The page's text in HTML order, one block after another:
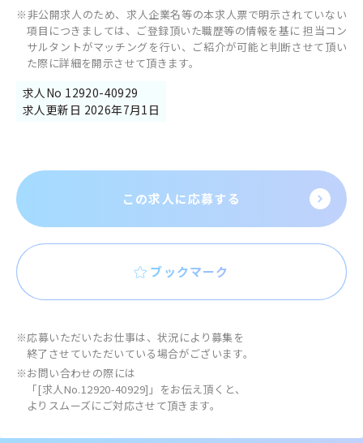
※非公開求人のため、求人企業名等の本求人票で明示されていない
項目につきましては、ご登録頂いた職歴等の情報を基に 担当コン
サルタントがマッチングを行い、ご紹介が可能と判断させて頂い
た際に詳細を開示させて頂きます。
求人No 12920-40929
求人更新日 2026年7月1日
この求人に応募する
ブックマーク
※応募いただいたお仕事は、状況により募集を
終了させていただいている場合がございます。
※お問い合わせの際には
「[求人No.12920-40929]」をお伝え頂くと、
よりスムーズにご対応させて頂きます。